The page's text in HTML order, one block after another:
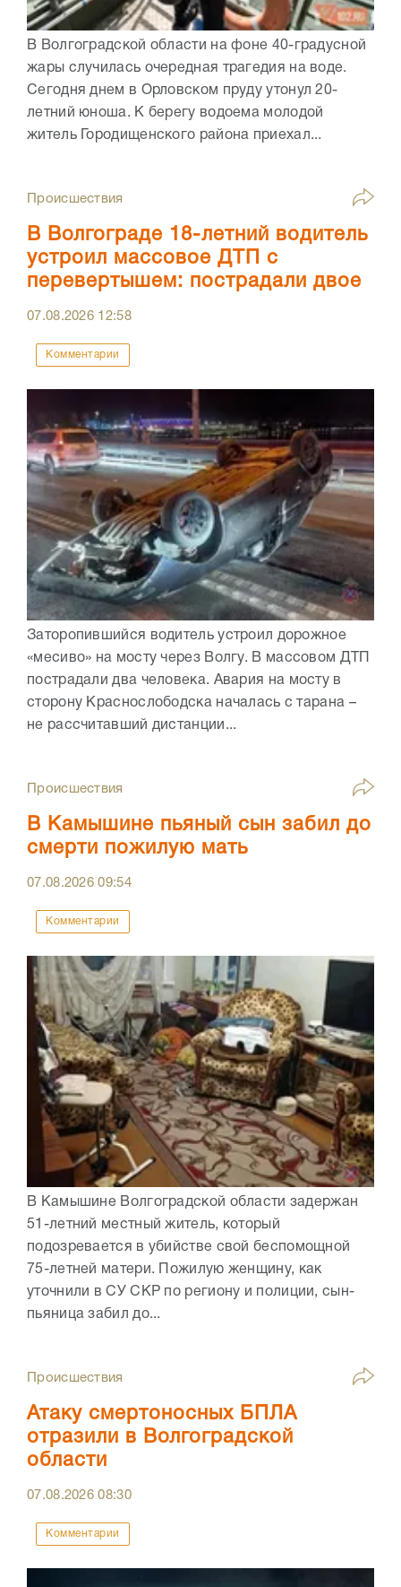
В Волгоградской области на фоне 40-градусной
жары случилась очередная трагедия на воде.
Сегодня днем в Орловском пруду утонул 20-
летний юноша. К берегу водоема молодой
житель Городищенского района приехал...
Происшествия
В Волгограде 18-летний водитель
устроил массовое ДТП с
перевертышем: пострадали двое
07.08.2026 12:58
Комментарии
Заторопившийся водитель устроил дорожное
«месиво» на мосту через Волгу. В массовом ДТП
пострадали два человека. Авария на мосту в
сторону Краснослободска началась с тарана –
не рассчитавший дистанции...
Происшествия
В Камышине пьяный сын забил до
смерти пожилую мать
07.08.202609:54
Комментарии
В Камышине Волгоградской области задержан
51-летний местный житель, который
подозревается в убийстве свой беспомощной
75-летней матери. Пожилую женщину, как
уточнили в СУ СКР по региону и полиции, сын-
пьяница забил до...
Происшествия
Атаку смертоносных БПЛА
отразили в Волгоградской
области
07.08.202608:30
Комментарии